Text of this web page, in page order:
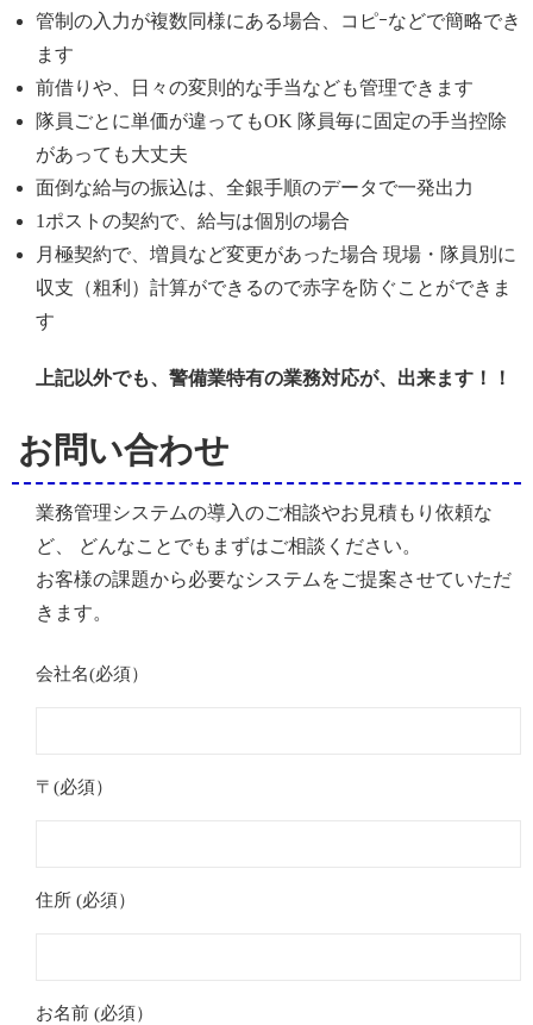
管制の入力が複数同様にある場合、コピｰなどで簡略でき
ます
前借りや、日々の変則的な手当なども管理できます
隊員ごとに単価が違ってもOK 隊員毎に固定の手当控除
があっても大丈夫
面倒な給与の振込は、全銀手順のデータで一発出力
1ポストの契約で、給与は個別の場合
月極契約で、増員など変更があった場合 現場・隊員別に
収支（粗利）計算ができるので赤字を防ぐことができま
す
上記以外でも、警備業特有の業務対応が、出来ます！！
お問い合わせ
業務管理システムの導入のご相談やお見積もり依頼な
ど、 どんなことでもまずはご相談ください。
お客様の課題から必要なシステムをご提案させていただ
きます。
会社名(必須）
〒(必須）
住所 (必須）
お名前 (必須）